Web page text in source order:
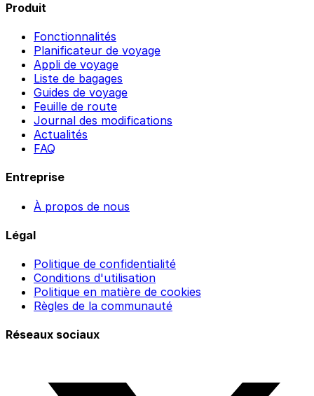
Produit
Fonctionnalités
Planificateur de voyage
Appli de voyage
Liste de bagages
Guides de voyage
Feuille de route
Journal des modifications
Actualités
FAQ
Entreprise
À propos de nous
Légal
Politique de confidentialité
Conditions d'utilisation
Politique en matière de cookies
Règles de la communauté
Réseaux sociaux